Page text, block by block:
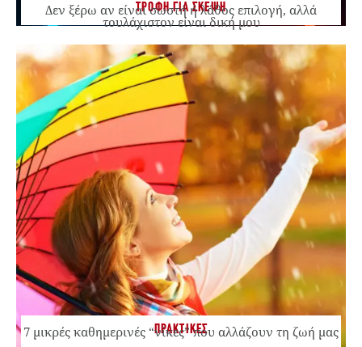
ΤΡΟΦΗ ΓΙΑ ΣΚΕΨΗ
Δεν ξέρω αν είναι σωστή ή λάθος επιλογή, αλλά
τουλάχιστον είναι δική μου
ΠΡΑΚΤΙΚΕΣ
7 μικρές καθημερινές “νίκες” που αλλάζουν τη ζωή μας